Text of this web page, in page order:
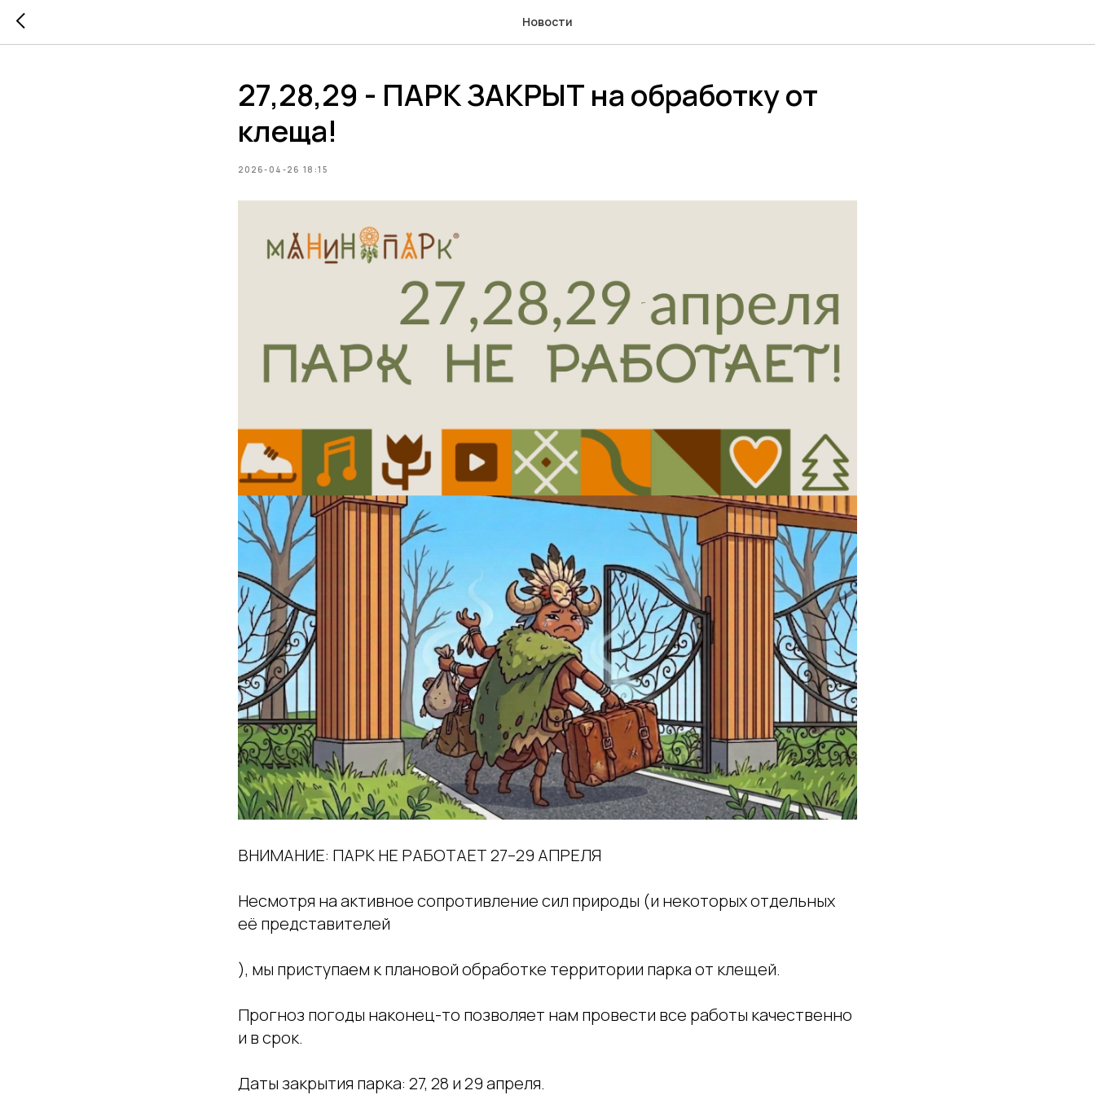
Новости
27,28,29 - ПАРК ЗАКРЫТ на обработку от
клеща!
2026-04-26 18:15
️ВНИМАНИЕ: ПАРК НЕ РАБОТАЕТ 27–29 АПРЕЛЯ
Несмотря на активное сопротивление сил природы (и некоторых отдельных
её представителей
), мы приступаем к плановой обработке территории парка от клещей.
Прогноз погоды наконец-то позволяет нам провести все работы качественно
и в срок.
Даты закрытия парка: 27, 28 и 29 апреля.